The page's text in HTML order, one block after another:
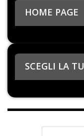
HOME PAGE
SCEGLI LA